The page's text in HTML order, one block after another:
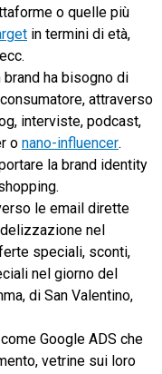
o quelle più
in termini di età,
brand ha bisogno di
attraverso
interviste, podcast,
o nano-influencer.
la brand identity
le email dirette
nel
speciali, sconti,
nel giorno del
di San Valentino,
Google ADS che
vetrine sui loro